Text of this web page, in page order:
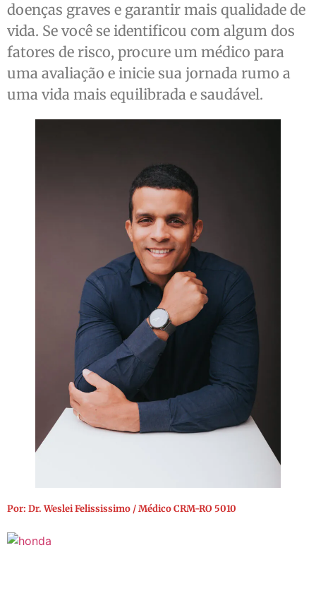
doenças graves e garantir mais qualidade de
vida. Se você se identificou com algum dos
fatores de risco, procure um médico para
uma avaliação e inicie sua jornada rumo a
uma vida mais equilibrada e saudável.
Por: Dr. Weslei Felississimo / Médico CRM-RO 5010